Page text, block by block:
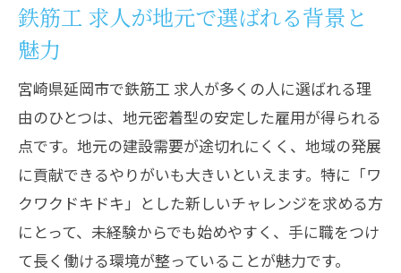
鉄筋工 求人で高収入を目指すための条件
鉄筋工 求人で得られる収入アップの秘訣
鉄筋工 求人と独立志向のキャリア設計
鉄筋工 求人が叶える一人親方への転身
ワクワクドキドキ鉄筋工求人の魅力を探る
鉄筋工 求人がワクワクドキドキする理由
鉄筋工 求人で日々感じるやりがいの正体
鉄筋工 求人が地元で選ばれる背景と
魅力
宮崎県延岡市で鉄筋工 求人が多くの人に選ばれる理
由のひとつは、地元密着型の安定した雇用が得られる
点です。地元の建設需要が途切れにくく、地域の発展
に貢献できるやりがいも大きいといえます。特に「ワ
クワクドキドキ」とした新しいチャレンジを求める方
にとって、未経験からでも始めやすく、手に職をつけ
て長く働ける環境が整っていることが魅力です。